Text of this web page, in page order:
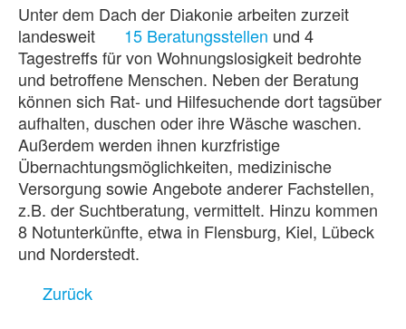
Unter dem Dach der Diakonie arbeiten zurzeit
landesweit
15 Beratungsstellen und 4
Tagestreffs für von Wohnungslosigkeit bedrohte
und betroffene Menschen. Neben der Beratung
können sich Rat- und Hilfesuchende dort tagsüber
aufhalten, duschen oder ihre Wäsche waschen.
Außerdem werden ihnen kurzfristige
Übernachtungsmöglichkeiten, medizinische
Versorgung sowie Angebote anderer Fachstellen,
z.B. der Suchtberatung, vermittelt. Hinzu kommen
8 Notunterkünfte, etwa in Flensburg, Kiel, Lübeck
und Norderstedt.
Zurück